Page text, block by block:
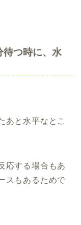
待つ時に、水
あと水平なとこ
応する場合もあ
スもあるためで